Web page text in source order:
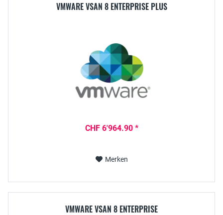
VMWARE VSAN 8 ENTERPRISE PLUS
CHF 6'964.90 *
Merken
VMWARE VSAN 8 ENTERPRISE